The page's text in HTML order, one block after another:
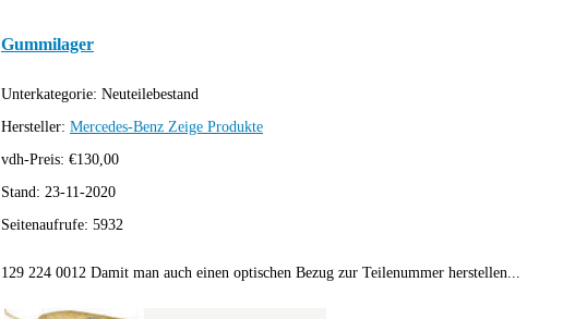
Gummilager
Unterkategorie: Neuteilebestand
Hersteller: Mercedes-Benz Zeige Produkte
vdh-Preis: €130,00
Stand: 23-11-2020
Seitenaufrufe: 5932
129 224 0012 Damit man auch einen optischen Bezug zur Teilenummer herstellen...